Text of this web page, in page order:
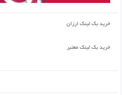
خرید بک لینک ارزان
خرید بک لینک معتبر